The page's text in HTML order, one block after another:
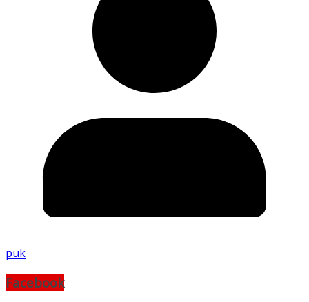
puk
Facebook